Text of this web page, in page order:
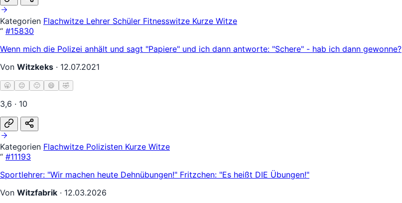
Kategorien Flachwitze Lehrer Schüler Fitnesswitze Kurze Witze
“ #15830
Wenn mich die Polizei anhält und sagt "Papiere" und ich dann antworte: "Schere" - hab ich dann gewonne?
Von Witzkeks · 12.07.2021
🥱 😐 🙂 😄 🤣
3,6 · 10
Kategorien Flachwitze Polizisten Kurze Witze
“ #11193
Sportlehrer: "Wir machen heute Dehnübungen!" Fritzchen: "Es heißt DIE Übungen!"
Von Witzfabrik · 12.03.2026